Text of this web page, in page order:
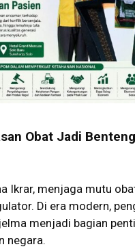
Obat Jadi
Ikrar, menjaga mutu
Di era modern,
menjadi bagian
negara.